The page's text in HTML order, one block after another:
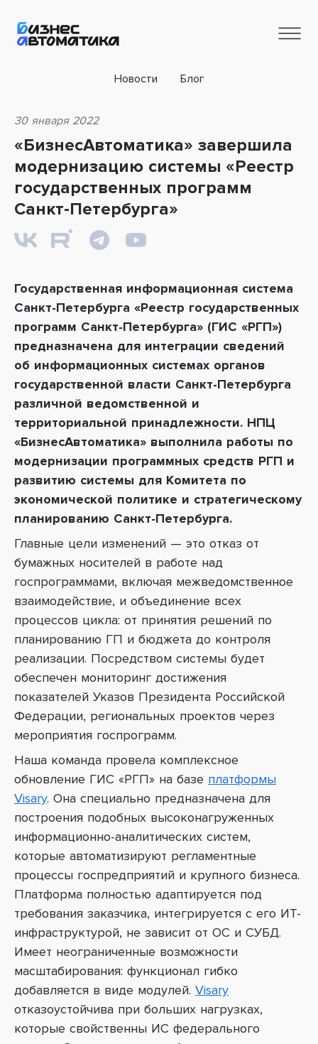
Новости Блог
30 января 2022
«БизнесАвтоматика» завершила
модернизацию системы «Реестр
государственных программ
Санкт-Петербурга»
Государственная информационная система
Санкт-Петербурга «Реестр государственных
программ Санкт-Петербурга» (ГИС «РГП»)
предназначена для интеграции сведений
об информационных системах органов
государственной власти Санкт-Петербурга
различной ведомственной и
территориальной принадлежности. НПЦ
«БизнесАвтоматика» выполнила работы по
модернизации программных средств РГП и
развитию системы для Комитета по
экономической политике и стратегическому
планированию Санкт-Петербурга.
Главные цели изменений — это отказ от
бумажных носителей в работе над
госпрограммами, включая межведомственное
взаимодействие, и объединение всех
процессов цикла: от принятия решений по
планированию ГП и бюджета до контроля
реализации. Посредством системы будет
обеспечен мониторинг достижения
показателей Указов Президента Российской
Федерации, региональных проектов через
мероприятия госпрограмм.
Наша команда провела комплексное
обновление ГИС «РГП» на базе платформы
Visary. Она специально предназначена для
построения подобных высоконагруженных
информационно-аналитических систем,
которые автоматизируют регламентные
процессы госпредприятий и крупного бизнеса.
Платформа полностью адаптируется под
требования заказчика, интегрируется с его ИТ-
инфраструктурой, не зависит от ОС и СУБД.
Имеет неограниченные возможности
масштабирования: функционал гибко
добавляется в виде модулей. Visary
отказоустойчива при больших нагрузках,
которые свойственны ИС федерального